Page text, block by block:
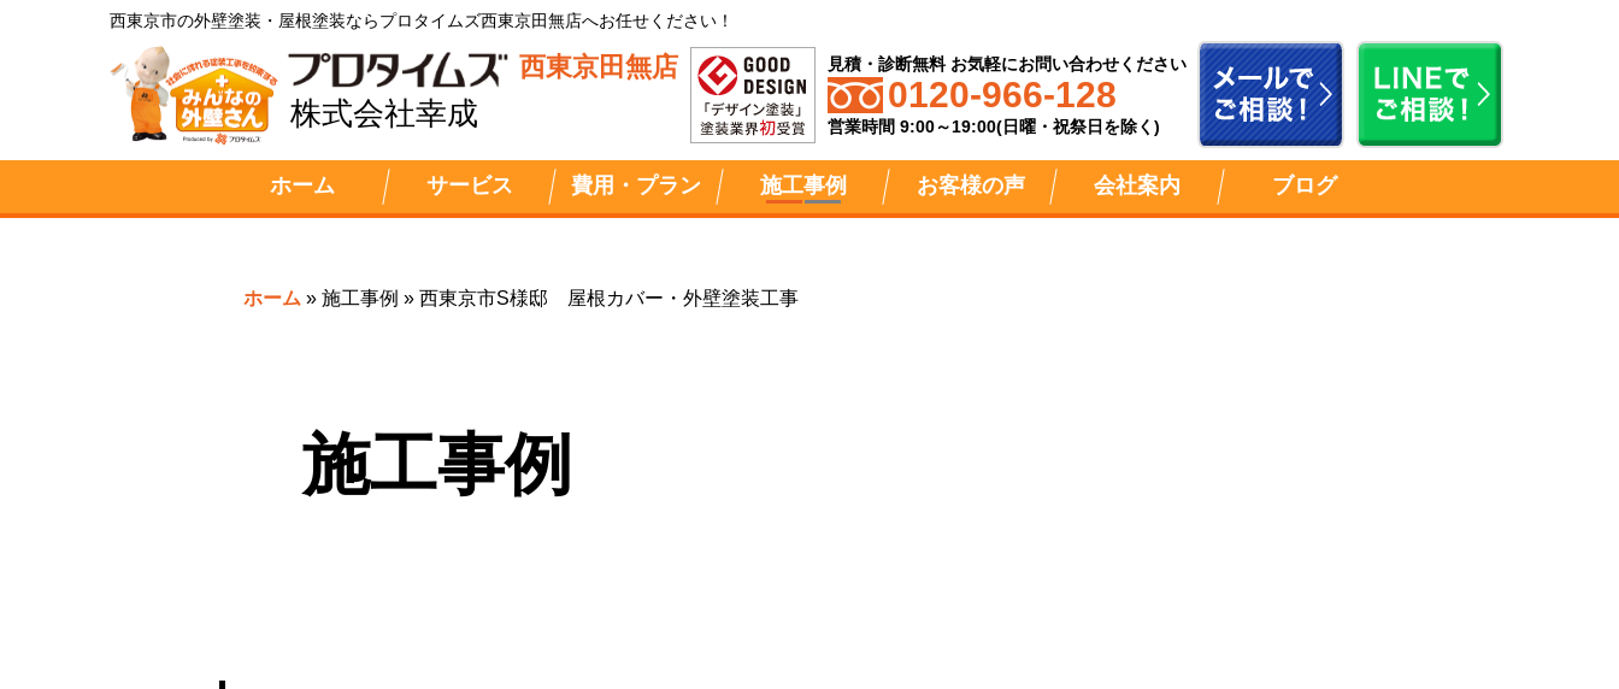
西東京市の外壁塗装・屋根塗装ならプロタイムズ西東京田無店へお任せください！
西東京田無店
株式会社幸成
見積・診断無料 お気軽にお問い合わせください
0120-966-128
営業時間 9:00～19:00(日曜・祝祭日を除く)
ホーム サービス 費用・プラン 施工事例 お客様の声 会社案内 ブログ
ホーム » 施工事例 » 西東京市S様邸 屋根カバー・外壁塗装工事
施工事例